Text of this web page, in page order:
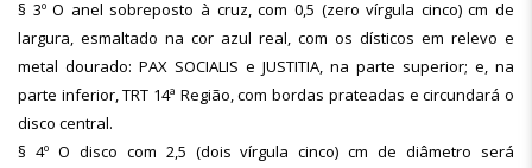
§ 3º O anel sobreposto à cruz, com 0,5 (zero vírgula cinco) cm de
largura, esmaltado na cor azul real, com os dísticos em relevo e
metal dourado: PAX SOCIALIS e JUSTITIA, na parte superior; e, na
parte inferior, TRT 14ª Região, com bordas prateadas e circundará o
disco central.
§ 4º O disco com 2,5 (dois vírgula cinco) cm de diâmetro será